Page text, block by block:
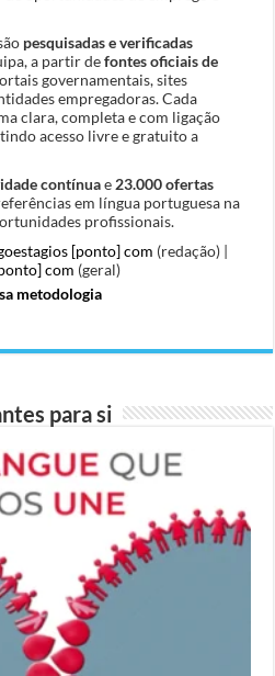
pesquisadas e verificadas
a partir defontes oficiais de
governamentais, sites
empregadoras. Cada
clara, completa e com ligação
acesso livre e gratuito a
contínuae 23.000 ofertas
em língua portuguesa na
profissionais.
[ponto] com (redação) |
com (geral)
metodologia
para si